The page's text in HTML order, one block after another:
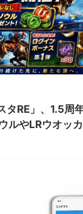
タRE」、1.5周
ルやLRウオッ